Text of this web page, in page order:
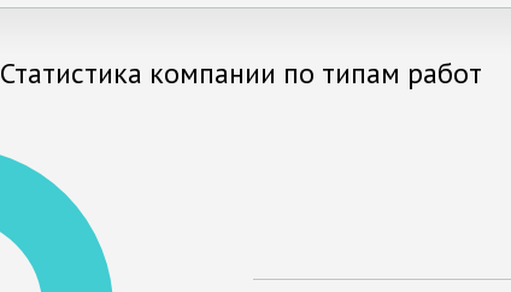
Статистика компании по типам работ